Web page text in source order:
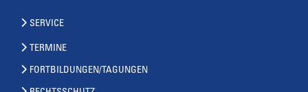
SERVICE
TERMINE
FORTBILDUNGEN/TAGUNGEN